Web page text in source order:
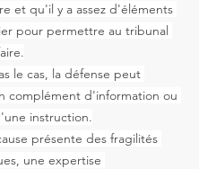
et qu'il y a assez d'éléments
pour permettre au tribunal
le cas, la défense peut
complément d'information ou
instruction.
présente des fragilités
une expertise